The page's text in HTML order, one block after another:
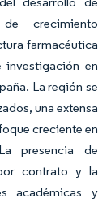
crecimiento
farmacéutica
investigación en
La región se
una extensa
creciente en
presencia de
contrato y la
académicas y